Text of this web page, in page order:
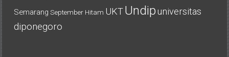
Semarang September Hitam UKTUndip universitas
diponegoro